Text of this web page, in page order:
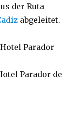
der Ruta
abgeleitet.
Parador
Parador de